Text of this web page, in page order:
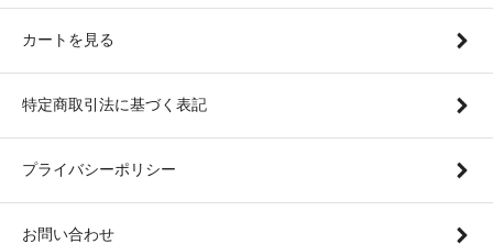
カートを見る
特定商取引法に基づく表記
プライバシーポリシー
お問い合わせ